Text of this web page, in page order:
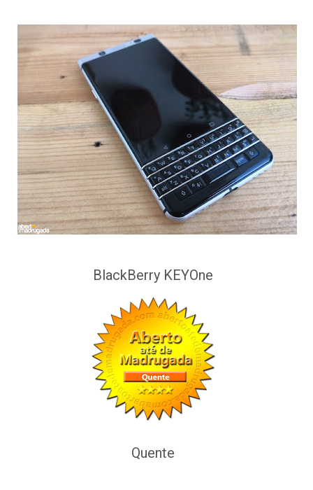
BlackBerry KEYOne
Quente